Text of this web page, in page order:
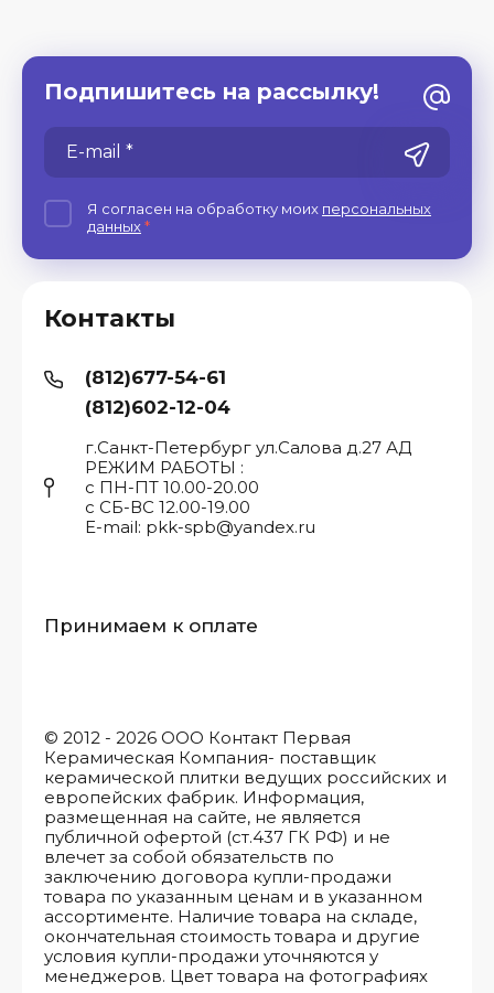
© 2012 - 2026 ООО Контакт Первая
Керамическая Компания- поставщик
керамической плитки ведущих российских и
европейских фабрик. Информация,
размещенная на сайте, не является
публичной офертой (ст.437 ГК РФ) и не
влечет за собой обязательств по
заключению договора купли-продажи
товара по указанным ценам и в указанном
ассортименте. Наличие товара на складе,
окончательная стоимость товара и другие
условия купли-продажи уточняются у
менеджеров. Цвет товара на фотографиях
Контакты
(812)677-54-61
(812)602-12-04
г.Санкт-Петербург ул.Салова д.27 АД
РЕЖИМ РАБОТЫ :
с ПН-ПТ 10.00-20.00
с СБ-ВС 12.00-19.00
E-mail: pkk-spb@yandex.ru
Принимаем к оплате
Подпишитесь на рассылку!
Я согласен на обработку моих персональных
данных*